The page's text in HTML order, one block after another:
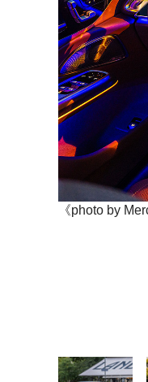
《photo by